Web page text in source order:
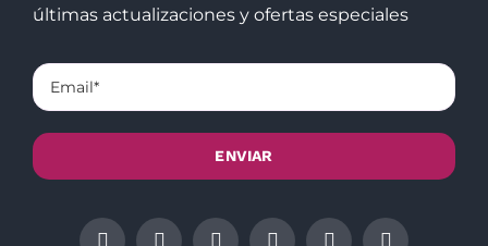
últimas actualizaciones y ofertas especiales